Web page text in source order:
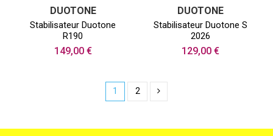
DUOTONE
Stabilisateur Duotone
R190
149,00 €
DUOTONE
Stabilisateur Duotone S
2026
129,00 €
1 2